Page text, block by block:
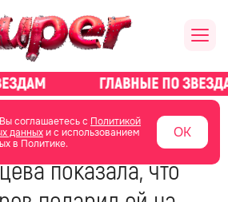
соглашаетесь с Политикой
данныхи с использованием
в Политике.
ОК
о звездах новости
показала, что